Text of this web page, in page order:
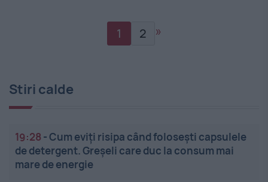
1 2 »
Stiri calde
19:28 -Cum eviți risipa când folosești capsulele
de detergent. Greșeli care duc la consum mai
mare de energie